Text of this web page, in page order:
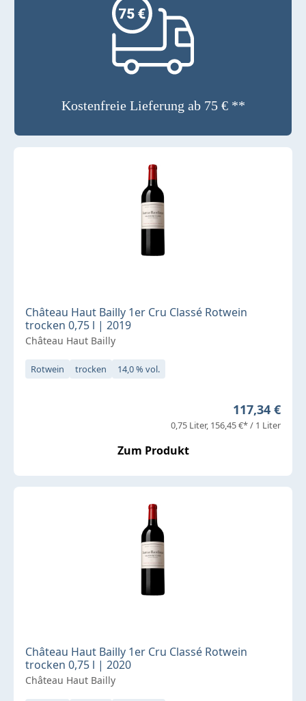
Kostenfreie Lieferung ab 75 € **
Château Haut Bailly 1er Cru Classé Rotwein
trocken 0,75 l | 2019
Château Haut Bailly
Rotwein trocken 14,0 % vol.
Regulärer
117,34 €
0,75 Liter 156,45 €* / 1 Liter
Zum Produkt
Château Haut Bailly 1er Cru Classé Rotwein
trocken 0,75 l | 2020
Château Haut Bailly